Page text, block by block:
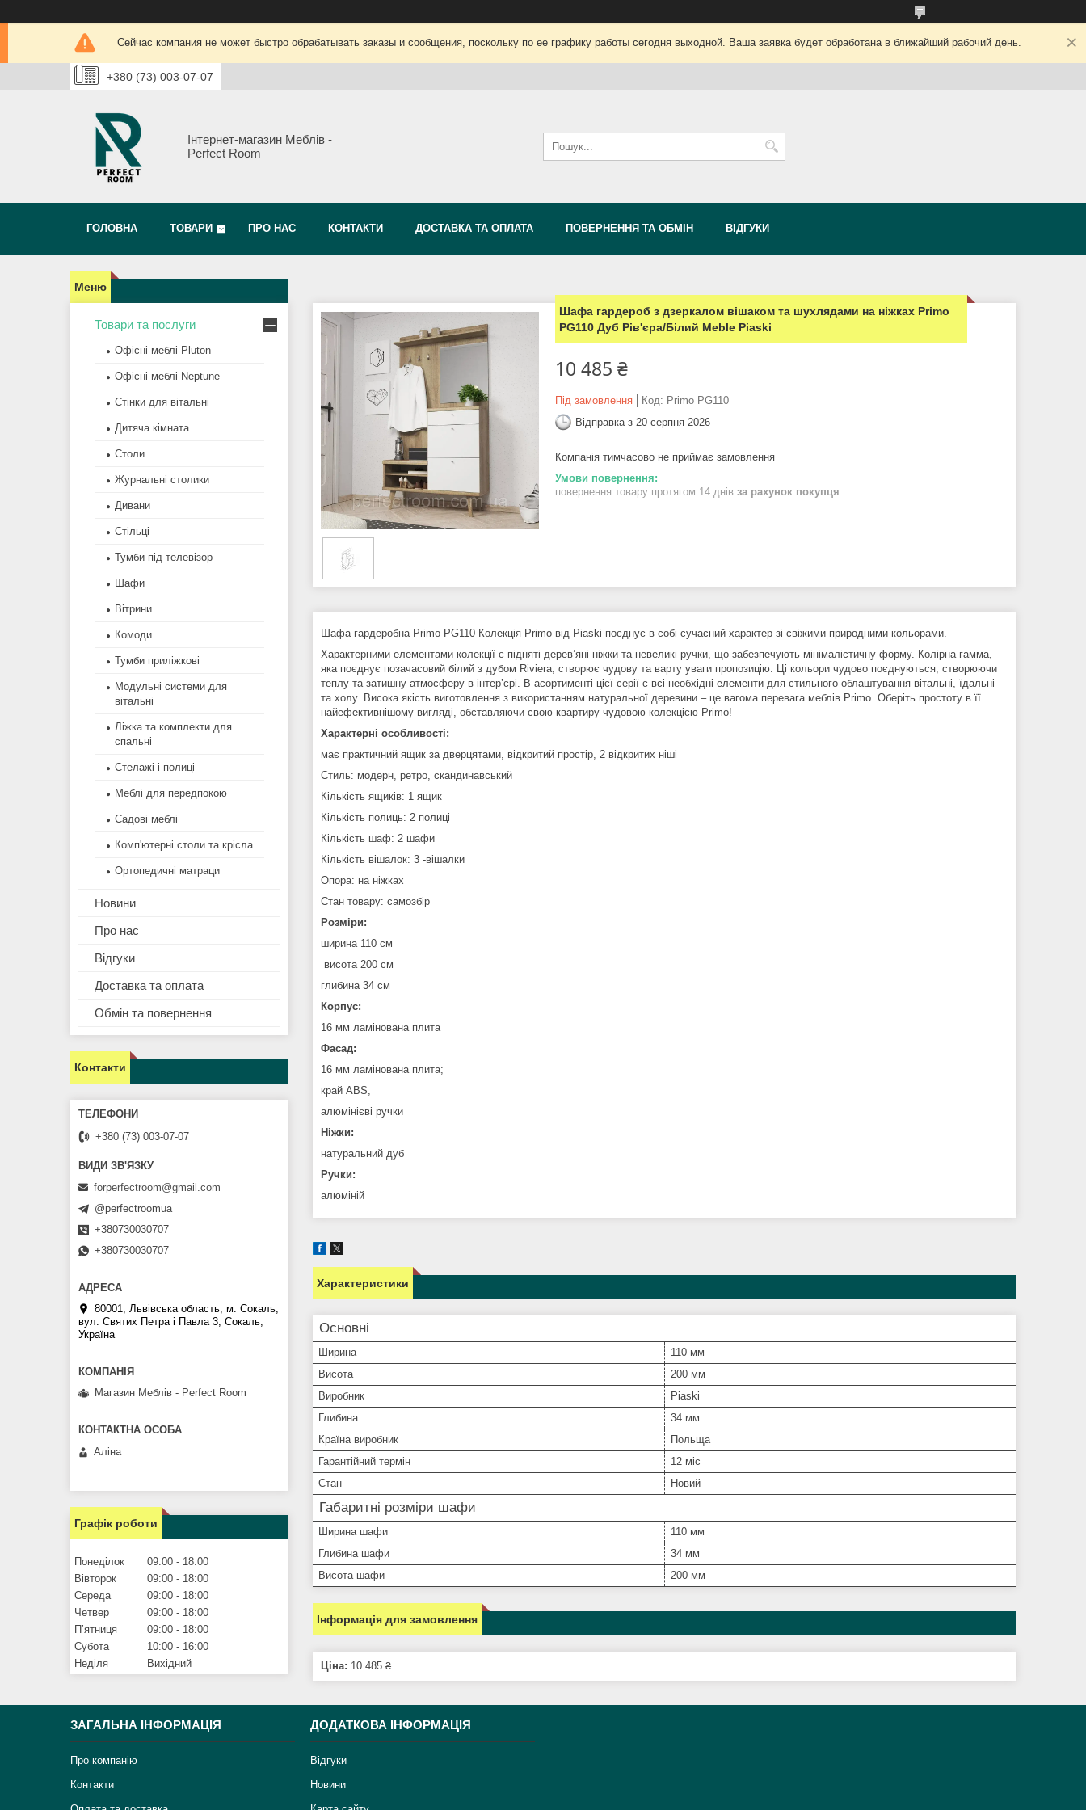
Сейчас компания не может быстро обрабатывать заказы и сообщения, поскольку по ее графику работы сегодня выходной. Ваша заявка будет обработана в ближайший рабочий день.
+380 (73) 003-07-07
Інтернет-магазин Меблів -
Perfect Room
ГОЛОВНА ТОВАРИ ПРО НАС КОНТАКТИ ДОСТАВКА ТА ОПЛАТА ПОВЕРНЕННЯ ТА ОБМІН ВІДГУКИ
Шафа гардероб з дзеркалом вішаком та шухлядами на ніжках Primo
PG110 Дуб Рів'єра/Білий Meble Piaski
10 485 ₴
Під замовлення Код: Primo PG110
Відправка з 20 серпня 2026
Компанія тимчасово не приймає замовлення
повернення товару протягом 14 днів за рахунок покупця
Шафа гардеробна Primo PG110 Колекція Primo від Piaski поєднує в собі сучасний характер зі свіжими природними кольорами.
Характерними елементами колекції є підняті дерев’яні ніжки та невеликі ручки, що забезпечують мінімалістичну форму. Колірна гамма,
яка поєднує позачасовий білий з дубом Riviera, створює чудову та варту уваги пропозицію. Ці кольори чудово поєднуються, створюючи
теплу та затишну атмосферу в інтер’єрі. В асортименті цієї серії є всі необхідні елементи для стильного облаштування вітальні, їдальні
та холу. Висока якість виготовлення з використанням натуральної деревини – це вагома перевага меблів Primo. Оберіть простоту в її
найефективнішому вигляді, обставляючи свою квартиру чудовою колекцією Primo!
Характерні особливості:
має практичний ящик за дверцятами, відкритий простір, 2 відкритих ніші
Стиль: модерн, ретро, ​​скандинавський
Кількість ящиків: 1 ящик
Кількість полиць: 2 полиці
Кількість шаф: 2 шафи
Кількість вішалок: 3 -вішалки
Опора: на ніжках
Стан товару: самозбір
Розміри:
ширина 110 см
висота 200 см
глибина 34 см
Корпус:
16 мм ламінована плита
Фасад:
16 мм ламінована плита;
край ABS,
алюмінієві ручки
Ніжки:
натуральний дуб
Ручки:
алюміній
Характеристики
Основні
Ширина
110 мм
Висота
200 мм
Виробник
Piaski
Глибина
34 мм
Країна виробник
Польща
Гарантійний термін
12 міс
Стан
Новий
Габаритні розміри шафи
Ширина шафи
110 мм
Глибина шафи
34 мм
Висота шафи
200 мм
Інформація для замовлення
Ціна: 10 485 ₴
Товари та послуги
Офісні меблі Pluton
Офісні меблі Neptune
Стінки для вітальні
Дитяча кімната
Столи
Журнальні столики
Дивани
Стільці
Тумби під телевізор
Шафи
Вітрини
Комоди
Тумби приліжкові
Модульні системи для
вітальні
Ліжка та комплекти для
спальні
Стелажі і полиці
Меблі для передпокою
Садові меблі
Комп'ютерні столи та крісла
Ортопедичні матраци
Новини
Про нас
Відгуки
Доставка та оплата
Обмін та повернення
Контакти
+380 (73) 003-07-07
forperfectroom@gmail.com
@perfectroomua
+380730030707
+380730030707
80001, Львівська область, м. Сокаль,
вул. Святих Петра і Павла 3, Сокаль,
Україна
Магазин Меблів - Perfect Room
Аліна
Графік роботи
Понеділок 09:00
18:00
Вівторок
09:00
18:00
Середа
09:00
18:00
Четвер
09:00
18:00
Пʼятниця
09:00
18:00
Субота
10:00
16:00
Неділя
Вихідний
ЗАГАЛЬНА ІНФОРМАЦІЯ
Про компанію
Контакти
ДОДАТКОВА ІНФОРМАЦІЯ
Відгуки
Новини